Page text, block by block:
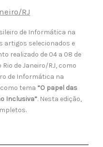
RJ
de Informática na
artigos selecionados e
realizado de 04 a 08 de
de Janeiro/RJ, como
de Informática na
como tema “O papel das
Inclusiva”. Nesta edição,